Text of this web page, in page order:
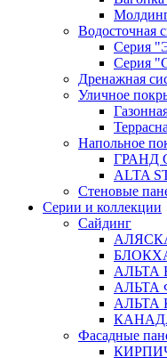
Водосточная
Серия
Серия
Дренажная
Уличное
Напольное
ГРАНД
ALTA
Стеновые
Серии и коллекции
Сайдинг
АЛЬТА
АЛЬТА
АЛЬТА
Фасадные